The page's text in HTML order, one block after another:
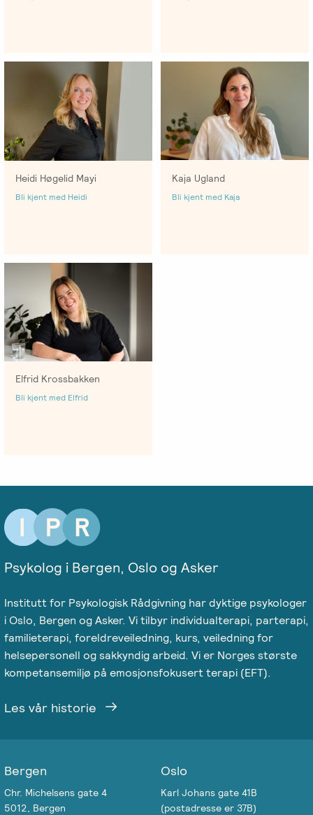
Videreutdanning
for
terapeuter
EFT-
i
parterapi
Emosjonsfokusert
foreldrekurs
Ofte
stilte
utdanning
Utleie
kurslokale
Sentralt
Oslo
Salgsbetingelser
spørsmål
EFT
behandling
Adopsjonsrapport
terapeuter
Norge
Heidi Høgelid Mayi
Bli kjent med Heidi
Kaja Ugland
Bli kjent med Kaja
Elfrid Krossbakken
Bli kjent med Elfrid
Psykolog i Bergen, Oslo og Asker
Institutt for Psykologisk Rådgivning har dyktige psykologer
i Oslo, Bergen og Asker. Vi tilbyr individualterapi, parterapi,
familieterapi, foreldreveiledning, kurs, veiledning for
helsepersonell og sakkyndig arbeid. Vi er Norges største
kompetansemiljø på emosjonsfokusert terapi (EFT).
Les vår historie
Bergen
Chr. Michelsens gate 4
5012, Bergen
Oslo
Karl Johans gate 41B
(postadresse er 37B)